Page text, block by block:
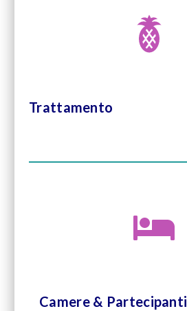
Trattamento
Camere & Partecipanti